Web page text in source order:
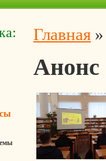
Главная
Анонс